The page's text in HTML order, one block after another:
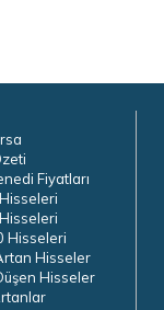
Fiyatları
Hisseleri
Hisseler
Hisseler